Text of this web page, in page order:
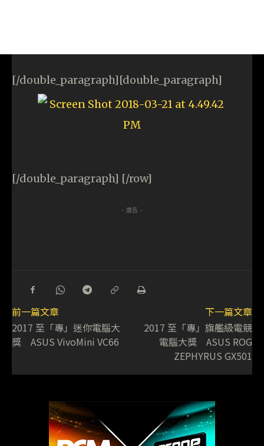
[/double_paragraph][double_paragraph]
[/double_paragraph] [/row]
- 廣告 -
前一篇文章
2017 至「專」迷你電腦大
獎 ASUS VivoMini VC66
下一篇文章
2017 至「專」旗艦級電競
電腦大獎 ASUS ROG
ZEPHYRUS GX501